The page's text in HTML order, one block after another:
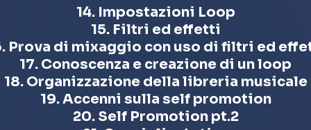
14. Impostazioni Loop
15. Filtri ed effetti
Prova di mixaggio con uso di filtri ed
17. Conoscenza e creazione di un loop
18. Organizzazione della libreria musicale
19. Accenni sulla self promotion
20. Self Promotion pt.2